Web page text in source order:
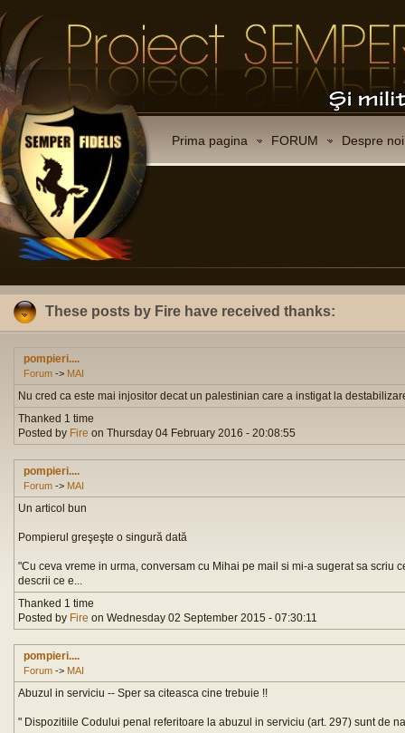
Prima pagina FORUM Despre noi
These posts by Fire have received thanks:
pompieri....
Forum -> MAI
Nu cred ca este mai injositor decat un palestinian care a instigat la
Thanked 1 time
Posted by Fire on Thursday 04 February 2016 - 20:08:55
pompieri....
Forum -> MAI
Un articol bun
Pompierul greşeşte o singură dată
"Cu ceva vreme in urma, conversam cu Mihai pe mail si mi-a sugerat sa scriu
descrii ce e...
Thanked 1 time
Posted by Fire on Wednesday 02 September 2015 - 07:30:11
pompieri....
Forum -> MAI
Abuzul in serviciu -- Sper sa citeasca cine trebuie !!
" Dispozitiile Codului penal referitoare la abuzul in serviciu (art. 297) sunt de